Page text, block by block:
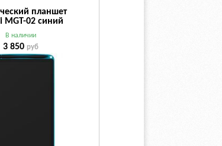
планшет
MGT-02 синий
В наличии
3 850 руб